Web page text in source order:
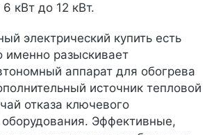
кВт до 12 кВт.
электрический купить есть
именно разыскивает
аппарат для обогрева
источник тепловой
отказа ключевого
оборудования. Эффективные,